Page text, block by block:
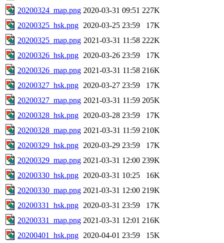
20200324_map.png 2020-03-31 09:51 227K
20200325_hsk.png 2020-03-25 23:59
17K
20200325_map.png 2021-03-31 11:58 222K
20200326_hsk.png 2020-03-26 23:59
17K
20200326_map.png 2021-03-31 11:58 216K
20200327_hsk.png 2020-03-27 23:59
17K
20200327_map.png 2021-03-31 11:59 205K
20200328_hsk.png 2020-03-28 23:59
17K
20200328_map.png 2021-03-31 11:59 210K
20200329_hsk.png 2020-03-29 23:59
17K
20200329_map.png 2021-03-31 12:00 239K
20200330_hsk.png 2020-03-31 10:25
16K
20200330_map.png 2021-03-31 12:00 219K
20200331_hsk.png 2020-03-31 23:59
17K
20200331_map.png 2021-03-31 12:01 216K
20200401_hsk.png 2020-04-01 23:59
15K